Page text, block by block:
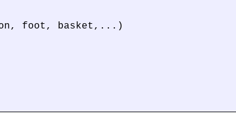
foot, basket,...)